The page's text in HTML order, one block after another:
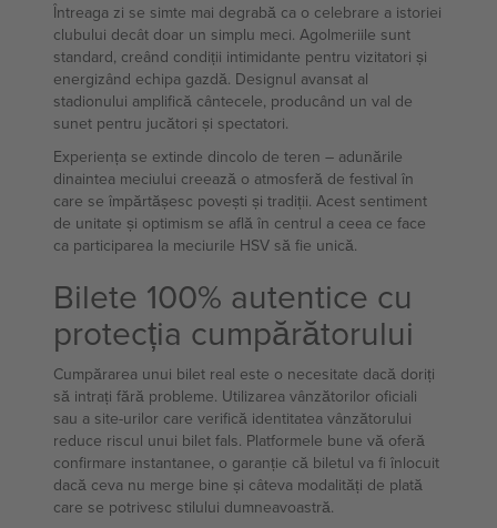
Întreaga zi se simte mai degrabă ca o celebrare a istoriei
clubului decât doar un simplu meci. Agolmeriile sunt
standard, creând condiții intimidante pentru vizitatori și
energizând echipa gazdă. Designul avansat al
stadionului amplifică cântecele, producând un val de
sunet pentru jucători și spectatori.
Experiența se extinde dincolo de teren – adunările
dinaintea meciului creează o atmosferă de festival în
care se împărtășesc povești și tradiții. Acest sentiment
de unitate și optimism se află în centrul a ceea ce face
ca participarea la meciurile HSV să fie unică.
Bilete 100% autentice cu
protecția cumpărătorului
Cumpărarea unui bilet real este o necesitate dacă doriți
să intrați fără probleme. Utilizarea vânzătorilor oficiali
sau a site-urilor care verifică identitatea vânzătorului
reduce riscul unui bilet fals. Platformele bune vă oferă
confirmare instantanee, o garanție că biletul va fi înlocuit
dacă ceva nu merge bine și câteva modalități de plată
care se potrivesc stilului dumneavoastră.